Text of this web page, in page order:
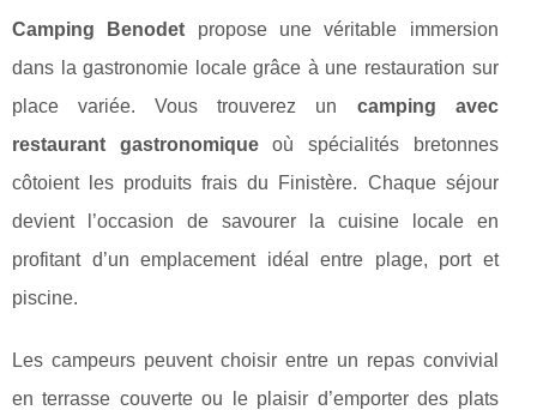
Camping Benodet propose une véritable immersion
dans la gastronomie locale grâce à une restauration sur
place variée. Vous trouverez un camping avec
restaurant gastronomiqueoù spécialités bretonnes
côtoient les produits frais du Finistère. Chaque séjour
devient l’occasion de savourer la cuisine locale en
profitant d’un emplacement idéal entre plage, port et
piscine.
Les campeurs peuvent choisir entre un repas convivial
en terrasse couverte ou le plaisir d’emporter des plats